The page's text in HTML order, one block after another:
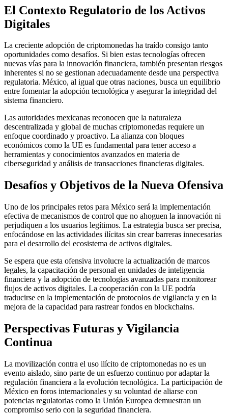
El Contexto Regulatorio de los Activos
Digitales
La creciente adopción de criptomonedas ha traído consigo tanto
oportunidades como desafíos. Si bien estas tecnologías ofrecen
nuevas vías para la innovación financiera, también presentan riesgos
inherentes si no se gestionan adecuadamente desde una perspectiva
regulatoria. México, al igual que otras naciones, busca un equilibrio
entre fomentar la adopción tecnológica y asegurar la integridad del
sistema financiero.
Las autoridades mexicanas reconocen que la naturaleza
descentralizada y global de muchas criptomonedas requiere un
enfoque coordinado y proactivo. La alianza con bloques
económicos como la UE es fundamental para tener acceso a
herramientas y conocimientos avanzados en materia de
ciberseguridad y análisis de transacciones financieras digitales.
Desafíos y Objetivos de la Nueva Ofensiva
Uno de los principales retos para México será la implementación
efectiva de mecanismos de control que no ahoguen la innovación ni
perjudiquen a los usuarios legítimos. La estrategia busca ser precisa,
enfocándose en las actividades ilícitas sin crear barreras innecesarias
para el desarrollo del ecosistema de activos digitales.
Se espera que esta ofensiva involucre la actualización de marcos
legales, la capacitación de personal en unidades de inteligencia
financiera y la adopción de tecnologías avanzadas para monitorear
flujos de activos digitales. La cooperación con la UE podría
traducirse en la implementación de protocolos de vigilancia y en la
mejora de la capacidad para rastrear fondos en blockchains.
Perspectivas Futuras y Vigilancia
Continua
La movilización contra el uso ilícito de criptomonedas no es un
evento aislado, sino parte de un esfuerzo continuo por adaptar la
regulación financiera a la evolución tecnológica. La participación de
México en foros internacionales y su voluntad de aliarse con
potencias regulatorias como la Unión Europea demuestran un
compromiso serio con la seguridad financiera.